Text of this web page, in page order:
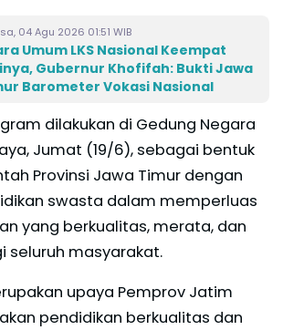
04 Agu 2026 01:51 WIB
Umum LKS Nasional Keempat
Gubernur Khofifah: Bukti Jawa
Barometer Vokasi Nasional
dilakukan di Gedung Negara
Jumat (19/6), sebagai bentuk
Provinsi Jawa Timur dengan
swasta dalam memperluas
yang berkualitas, merata, dan
seluruh masyarakat.
upaya Pemprov Jatim
pendidikan berkualitas dan